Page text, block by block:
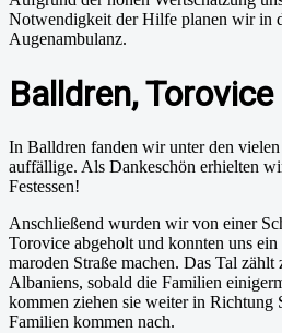
Notwendigkeit der Hilfe planen wir in
Augenambulanz.
Balldren, Torovice
In Balldren fanden wir unter den
auffällige. Als Dankeschön erhielten
Festessen!
Anschließend wurden wir von einer
Torovice abgeholt und konnten uns
maroden Straße machen. Das Tal zählt
Albaniens, sobald die Familien
kommen ziehen sie weiter in Richtung
Familien kommen nach.